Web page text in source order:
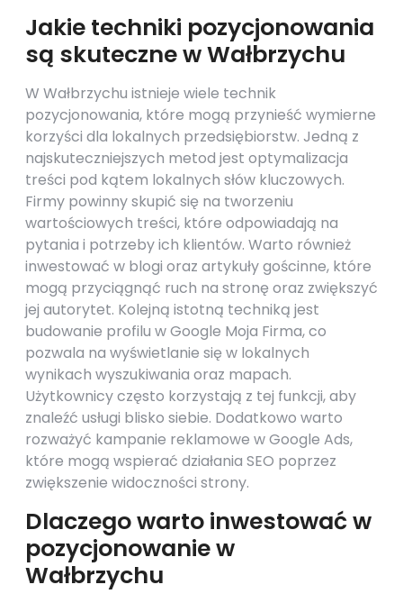
Jakie techniki pozycjonowania
są skuteczne w Wałbrzychu
W Wałbrzychu istnieje wiele technik
pozycjonowania, które mogą przynieść wymierne
korzyści dla lokalnych przedsiębiorstw. Jedną z
najskuteczniejszych metod jest optymalizacja
treści pod kątem lokalnych słów kluczowych.
Firmy powinny skupić się na tworzeniu
wartościowych treści, które odpowiadają na
pytania i potrzeby ich klientów. Warto również
inwestować w blogi oraz artykuły gościnne, które
mogą przyciągnąć ruch na stronę oraz zwiększyć
jej autorytet. Kolejną istotną techniką jest
budowanie profilu w Google Moja Firma, co
pozwala na wyświetlanie się w lokalnych
wynikach wyszukiwania oraz mapach.
Użytkownicy często korzystają z tej funkcji, aby
znaleźć usługi blisko siebie. Dodatkowo warto
rozważyć kampanie reklamowe w Google Ads,
które mogą wspierać działania SEO poprzez
zwiększenie widoczności strony.
Dlaczego warto inwestować w
pozycjonowanie w
Wałbrzychu